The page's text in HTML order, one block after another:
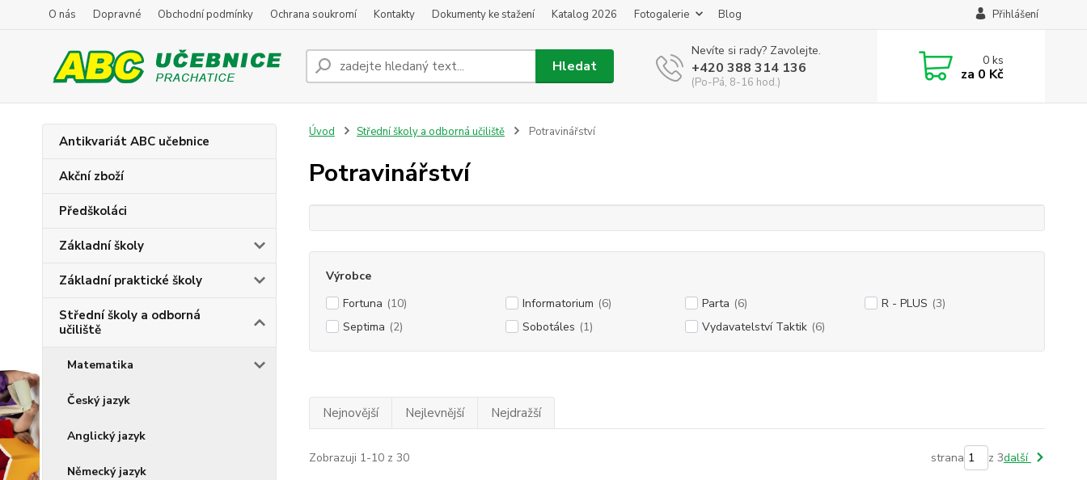
O nás Dopravné Obchodní podmínky Ochrana soukromí Kontakty Dokumenty ke stažení Katalog 2026 Fotogalerie Blog Přihlášení
Hledat
Nevíte si rady? Zavolejte.
+420 388 314 136
(Po-Pá, 8-16 hod.)
0ks
za 0 Kč
Antikvariát ABC učebnice
Akční zboží
Předškoláci
Základní školy
Základní praktické školy
Střední školy a odborná
učiliště
Matematika
Český jazyk
Anglický jazyk
Německý jazyk
Úvod Střední školy a odborná učiliště Potravinářství
Potravinářství
Výrobce
Fortuna (10) Informatorium (6) Parta (6) R - PLUS (3)
Septima (2) Sobotáles (1) Vydavatelství Taktik (6)
Nejnovější Nejlevnější Nejdražší
Zobrazuji 1-10 z 30 strana z 3další